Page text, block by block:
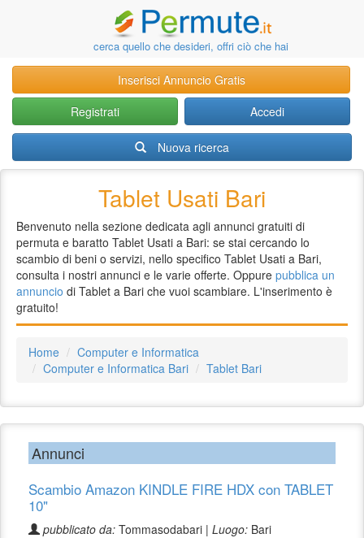
cerca quello che desideri, offri ciò che hai
Inserisci Annuncio Gratis
Registrati
Accedi
Nuova ricerca
Tablet Usati Bari
Benvenuto nella sezione dedicata agli annunci gratuiti di
permuta e baratto Tablet Usati a Bari: se stai cercando lo
scambio di beni o servizi, nello specifico Tablet Usati a Bari,
consulta i nostri annunci e le varie offerte. Oppure pubblica un
annuncio di Tablet a Bari che vuoi scambiare. L'inserimento è
gratuito!
Home
Computer e Informatica
Computer e Informatica Bari
Tablet Bari
Annunci
Scambio Amazon KINDLE FIRE HDX con TABLET
10"
pubblicato da: Tommasodabari | Luogo: Bari